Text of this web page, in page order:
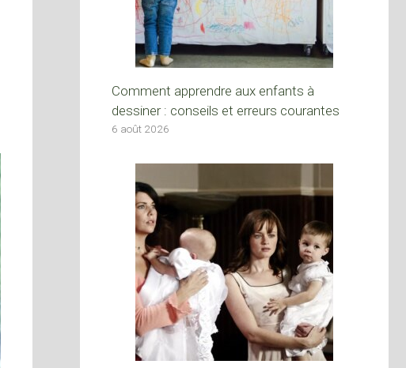
Comment apprendre aux enfants à
dessiner : conseils et erreurs courantes
6 août 2026